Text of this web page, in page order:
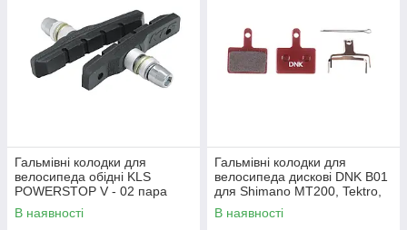
Гальмівні колодки для
велосипеда обідні KLS
POWERSTOP V - 02 пара
В наявності
Гальмівні колодки для
велосипеда дискові DNK B01
для Shimano MT200, Tektro,
TRP, Promax напівметал
В наявності